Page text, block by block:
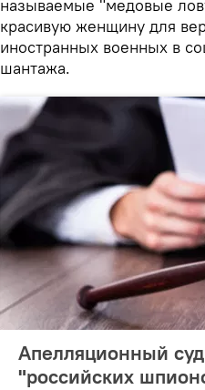
называемые "медовые
красивую женщину для
иностранных военных в
шантажа.
Апелляционный
"российских